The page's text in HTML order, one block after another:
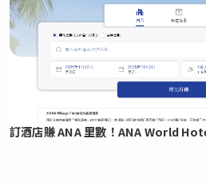
訂酒店賺 ANA 里數！ANA World